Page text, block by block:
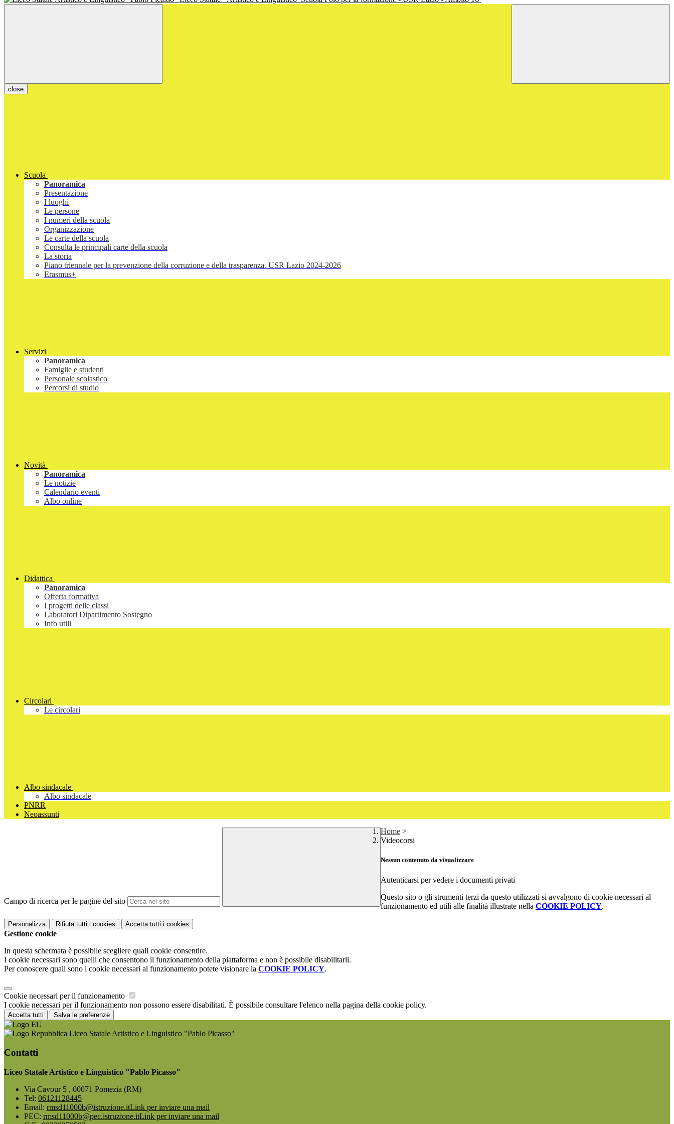
close
Scuola
Panoramica
Presentazione
I luoghi
Le persone
I numeri della scuola
Organizzazione
Le carte della scuola
Consulta le principali carte della scuola
La storia
Piano triennale per la prevenzione della corruzione e della trasparenza. USR Lazio 2024-2026
Erasmus+
Servizi
Panoramica
Famiglie e studenti
Personale scolastico
Percorsi di studio
Novità
Panoramica
Le notizie
Calendario eventi
Albo online
Didattica
Panoramica
Offerta formativa
I progetti delle classi
Laboratori Dipartimento Sostegno
Info utili
Circolari
Le circolari
Albo sindacale
Albo sindacale
PNRR
Neoassunti
Campo di ricerca per le pagine del sito
Home >
Videocorsi
Nessun contenuto da visualizzare
Autenticarsi per vedere i documenti privati
Questo sito o gli strumenti terzi da questo utilizzati si avvalgono di cookie necessari al
funzionamento ed utili alle finalità illustrate nella COOKIE POLICY.
Personalizza Rifiuta tutti i cookies Accetta tutti i cookies
Gestione cookie
In questa schermata è possibile scegliere quali cookie consentire.
I cookie necessari sono quelli che consentono il funzionamento della piattaforma e non è possibile disabilitarli.
Per conoscere quali sono i cookie necessari al funzionamento potete visionare la COOKIE POLICY.
Cookie necessari per il funzionamento
I cookie necessari per il funzionamento non possono essere disabilitati. È possibile consultare l'elenco nella pagina della cookie policy.
Accetta tutti Salva le preferenze
Liceo Statale Artistico e Linguistico "Pablo Picasso"
Contatti
Liceo Statale Artistico e Linguistico "Pablo Picasso"
Via Cavour 5 , 00071 Pomezia (RM)
Tel: 06121128445
Email: rmsd11000b@istruzione.itLink per inviare una mail
PEC: rmsd11000b@pec.istruzione.itLink per inviare una mail